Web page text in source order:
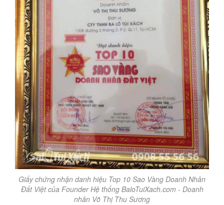
Giấy chứng nhận danh hiệu Top 10 Sao Vàng Doanh Nhân
Đất Việt của Founder Hệ thống BaloTuiXach.com - Doanh
nhân Võ Thị Thu Sương